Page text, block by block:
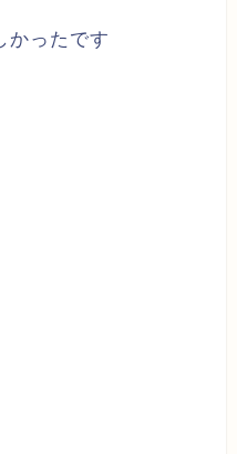
かったです